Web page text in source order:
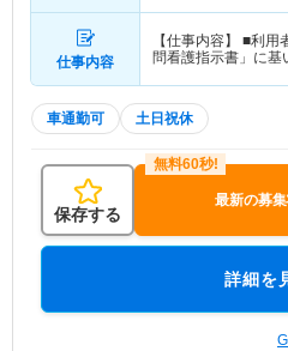
仕事内容
【仕事内容】 ■利
問看護指示書」に
車通勤可 土日祝休
保存する
最新の募
詳細を